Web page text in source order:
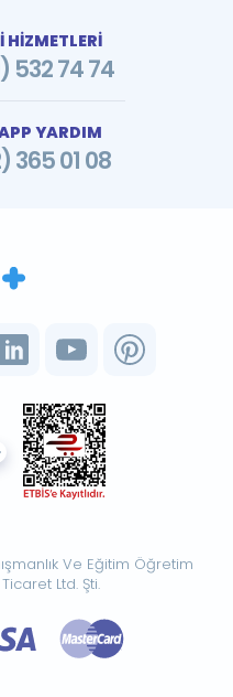
HİZMETLERİ
532 74 74
YARDIM
365 01 08
Ve Eğitim Öğretim
Ltd. Şti.